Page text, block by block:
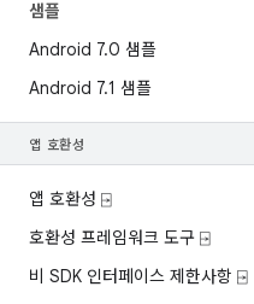
샘플
Android 7.0 샘플
Android 7.1 샘플
앱 호환성
앱 호환성 ⍈
호환성 프레임워크 도구 ⍈
비 SDK 인터페이스 제한사항 ⍈